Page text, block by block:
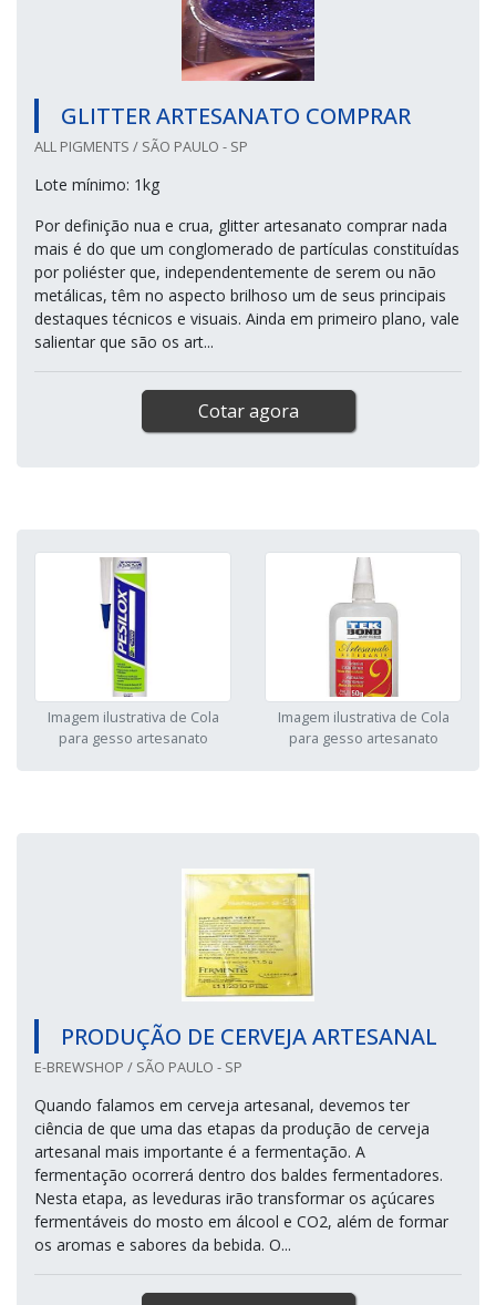
GLITTER ARTESANATO COMPRAR
ALL PIGMENTS / SÃO PAULO - SP
Lote mínimo: 1kg
Por definição nua e crua, glitter artesanato comprar nada
mais é do que um conglomerado de partículas constituídas
por poliéster que, independentemente de serem ou não
metálicas, têm no aspecto brilhoso um de seus principais
destaques técnicos e visuais. Ainda em primeiro plano, vale
salientar que são os art...
Cotar agora
Imagem ilustrativa de Cola
para gesso artesanato
Imagem ilustrativa de Cola
para gesso artesanato
PRODUÇÃO DE CERVEJA ARTESANAL
E-BREWSHOP / SÃO PAULO - SP
Quando falamos em cerveja artesanal, devemos ter
ciência de que uma das etapas da produção de cerveja
artesanal mais importante é a fermentação. A
fermentação ocorrerá dentro dos baldes fermentadores.
Nesta etapa, as leveduras irão transformar os açúcares
fermentáveis do mosto em álcool e CO2, além de formar
os aromas e sabores da bebida. O...